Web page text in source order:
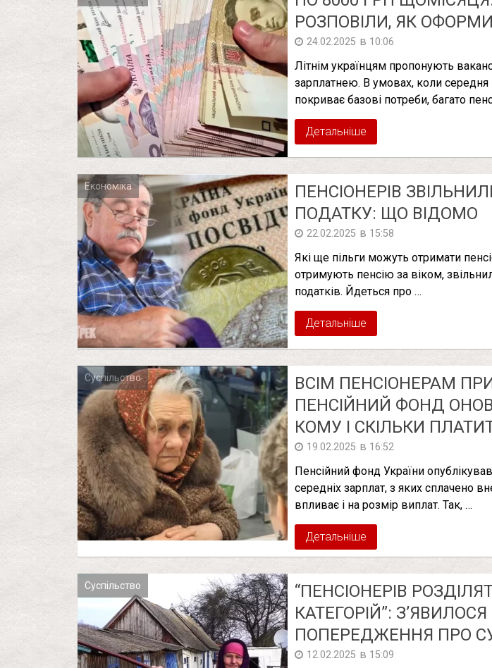
РОЗПОВІЛИ, ЯК
24.02.2025 в 10:06
Літнім українцям пропонують
зарплатнею. В умовах, коли середня
покриває базові потреби, багато
Детальніше
Економіка
ПЕНСІОНЕРІВ
ПОДАТКУ: ЩО ВІДОМО
22.02.2025 в 15:58
Які ще пільги можуть отримати
отримують пенсію за віком,
податків. Йдеться про …
Детальніше
Суспільство
ВСІМ ПЕНСІОНЕРАМ
ПЕНСІЙНИЙ ФОНД
КОМУ І СКІЛЬКИ
19.02.2025 в 16:52
Пенсійний фонд України
середніх зарплат, з яких сплачено
впливає і на розмір виплат. Так, …
Детальніше
Суспільство
“ПЕНСІОНЕРІВ
КАТЕГОРІЙ”:
ПОПЕРЕДЖЕННЯ ПРО
12.02.2025 в 15:09